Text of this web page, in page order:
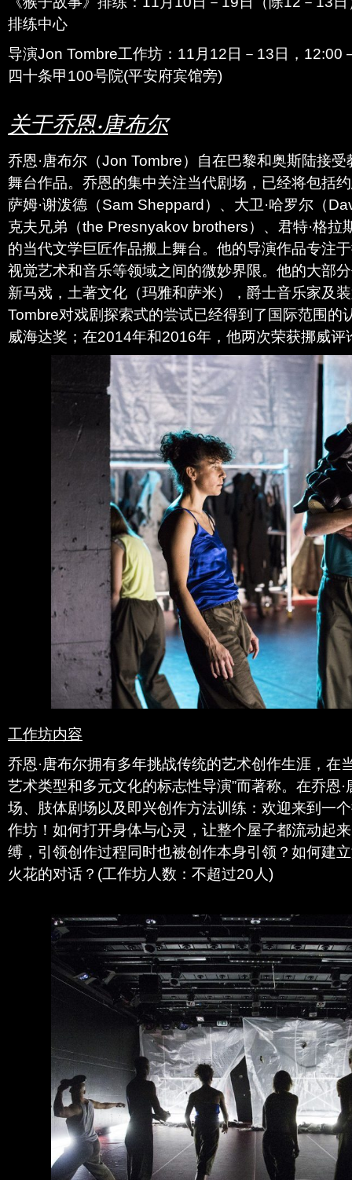
排练中心
导演Jon Tombre工作坊：11月12日－13日，12:00
四十条甲100号院(平安府宾馆旁)
关于乔恩·唐布尔
乔恩·唐布尔（Jon Tombre）自在巴黎和奥斯陆接
舞台作品。乔恩的集中关注当代剧场，已经将包括
萨姆·谢泼德（Sam Sheppard）、大卫·哈罗尔（
克夫兄弟（the Presnyakov brothers）、君特·格拉
的当代文学巨匠作品搬上舞台。他的导演作品专注
视觉艺术和音乐等领域之间的微妙界限。他的大部
新马戏，土著文化（玛雅和萨米），爵士音乐家及
Tombre对戏剧探索式的尝试已经得到了国际范围的
威海达奖；在2014年和2016年，他两次荣获挪威评
工作坊内容
乔恩·唐布尔拥有多年挑战传统的艺术创作生涯，在
艺术类型和多元文化的标志性导演”而著称。在乔恩
场、肢体剧场以及即兴创作方法训练：欢迎来到一
作坊！如何打开身体与心灵，让整个屋子都流动起
缚，引领创作过程同时也被创作本身引领？如何建
火花的对话？(工作坊人数：不超过20人)